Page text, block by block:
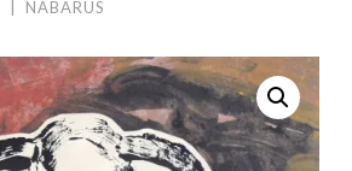
NABARUS